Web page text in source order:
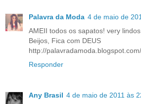
Palavra da Moda 4 de maio de
AMEII todos os sapatos! very
Beijos, Fica com DEUS
http://palavradamoda.blogspot.com/
Responder
Any Brasil 4 de maio de 2011 às